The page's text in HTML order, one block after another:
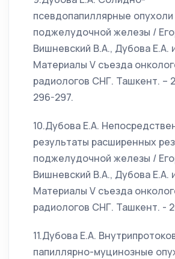
псевдопапиллярные опухоли
поджелудочной железы /
Вишневский В.А., Дубова Е.А.
Материалы V съезда
радиологов СНГ. Ташкент. –
296-297.
10.Дубова Е.А.
результаты расширенных
поджелудочной железы /
Вишневский В.А., Дубова Е.А.
Материалы V съезда
радиологов СНГ. Ташкент. -
11.Дубова Е.А.
папиллярно-муцинозные